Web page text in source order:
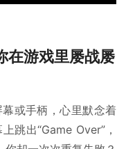
游戏里屡战屡
或手柄，心里默念着
跳出“Game Over”，